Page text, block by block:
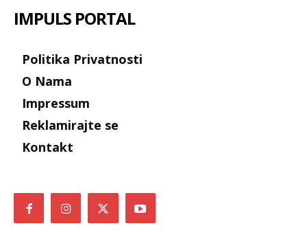
IMPULS PORTAL
Politika Privatnosti
O Nama
Impressum
Reklamirajte se
Kontakt